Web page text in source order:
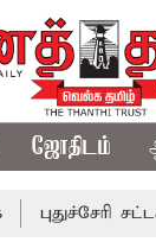
ஜோதிடம்